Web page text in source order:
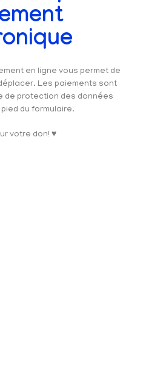
en ligne vous permet de
Les paiements sont
de protection des données
du formulaire.
votre don! ♥